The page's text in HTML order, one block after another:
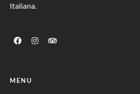
Italiana.
MENU